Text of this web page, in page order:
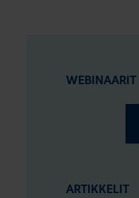
WEBINAARIT
ARTIKKELIT